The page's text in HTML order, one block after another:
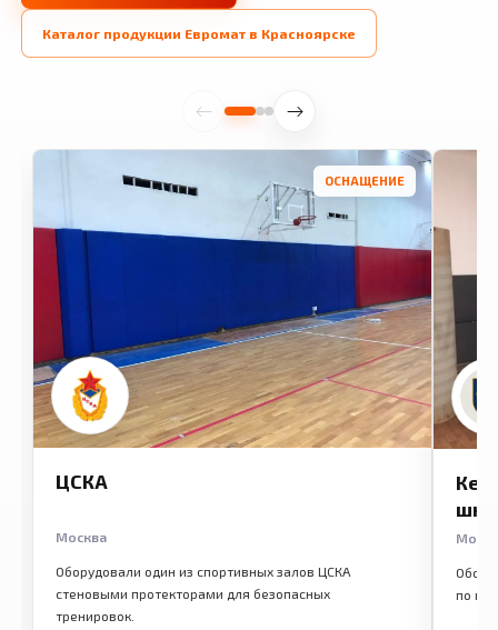
Каталог продукции Евромат в Красноярске
ОСНАЩЕНИЕ
ЦСКА
Москва
Оборудовали один из спортивных залов ЦСКА
стеновыми протекторами для безопасных
тренировок.
по